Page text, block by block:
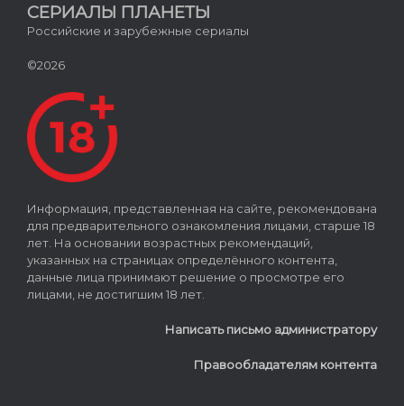
СЕРИАЛЫ ПЛАНЕТЫ
Российские и зарубежные сериалы
©2026
Информация, представленная на сайте, рекомендована
для предварительного ознакомления лицами, старше 18
лет. На основании возрастных рекомендаций,
указанных на страницах определённого контента,
данные лица принимают решение о просмотре его
лицами, не достигшим 18 лет.
Написать письмо администратору
Правообладателям контента